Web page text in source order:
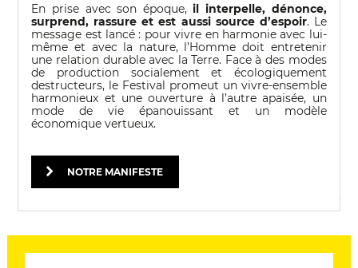
En prise avec son époque,il interpelle, dénonce,
surprend, rassure et est aussi source d’espoir. Le
message est lancé : pour vivre en harmonie avec lui-
même et avec la nature, l’Homme doit entretenir
une relation durable avec la Terre. Face à des modes
de production socialement et écologiquement
destructeurs, le Festival promeut un vivre-ensemble
harmonieux et une ouverture à l’autre apaisée, un
mode de vie épanouissant et un modèle
économique vertueux.
NOTRE MANIFESTE